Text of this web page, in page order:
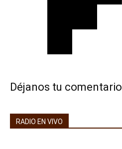
Déjanos tu comentario
RADIO EN VIVO